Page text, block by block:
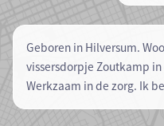
Geboren in Hilversum.
vissersdorpje Zoutkamp
Werkzaam in de zorg. Ik